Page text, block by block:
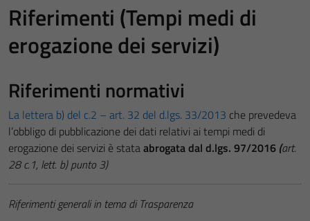
Riferimenti (Tempi medi di
erogazione dei servizi)
Riferimenti normativi
La lettera b) del c.2 – art. 32 del d.lgs. 33/2013 che prevedeva
l’obbligo di pubblicazione dei dati relativi ai tempi medi di
erogazione dei servizi è stataabrogata dal d.lgs. 97/2016 (art.
28 c.1, lett. b) punto 3)
Riferimenti generali in tema di Trasparenza